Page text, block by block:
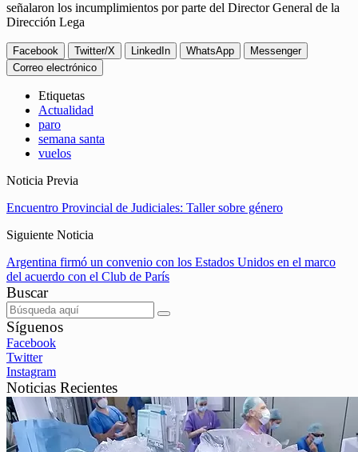
señalaron los incumplimientos por parte del Director General de la
Dirección Lega
Facebook Twitter/X LinkedIn WhatsApp
Messenger
Correo electrónico
Etiquetas
Actualidad
paro
semana santa
vuelos
Noticia Previa
Encuentro Provincial de Judiciales: Taller sobre género
Siguiente Noticia
Argentina firmó un convenio con los Estados Unidos en el marco
del acuerdo con el Club de París
Buscar
Síguenos
Facebook
Twitter
Instagram
Noticias Recientes